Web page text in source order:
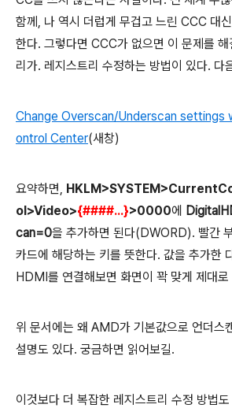
함께, 나 역시 더럽게 무겁고 느린 CCC 대
한다. 그렇다면 CCC가 없으면 이 문제를 해
리가. 레지스트리 수정하는 방법이 있다. 다
Change Overscan/Underscan settings
ontrol Center(새창)
요약하면,
ol>Video>{####...}>0000에
can=0을 추가하면 된다(DWORD). 빨간
카드에 해당하는 키를 뜻한다. 값을 추가한
HDMI를 연결해보면 화면이 꽉 맞게 제대로
위 문서에는 왜 AMD가 기본값으로 언더스
설명도 있다. 궁금하면 읽어보길.
이것보다 더 복잡한 레지스트리 수정 방법